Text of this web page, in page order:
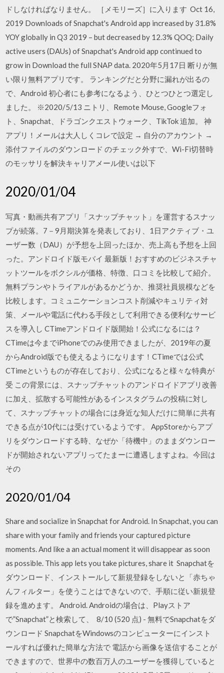
ドしなければなりません。 ［メモリーズ］に入ります Oct 16,
2019 Downloads of Snapchat's Android app increased by 31.8%
YOY globally in Q3 2019 – but decreased by 12.3% QOQ; Daily
active users (DAUs) of Snapchat's Android app continued to
grow in Download the full SNAP data. 2020年5月17日 断りが無
い限り無料アプリです。 ランキングだと分野に漏れが出るの
で、Android 初心者にも参考になるよう、ひとつひとつ選定し
ました。 ※2020/5/13 ニトリ、Remote Mouse, Googleフォ
ト、Snapchat、ドラゴンクエストウォーク、TikTok 追加。 神
アプリ！メールは大人しくコレで設定 → 自分のアカウント →
添付ファイルのダウンロード のチェック外すで、Wi-Fi切替時
のモッサリを解決キャリアメール使いは以下
2020/01/04
写真・動画共有アプリ「スナップチャット」を運営するスナッ
プが続落。7－9月期決算を発表しており、1日アクティブ・ユ
ーザー数（DAU）が予想を上回ったほか、売上高も予想を上回
った。アンドロイド版モバイ 最新版！おすすめのビジネスチャ
ットツールをボクシルが価格、特徴、口コミを比較して紹介。
無料プランやトライアルがあるかどうか、推奨社員規模などを
比較します。コミュニケーションコスト削減やキュリティ対
策、メールや電話に代わる手段として利用できる便利なサービ
スを導入し CTimeアンドロイド版開始！公式になるには？
CTimeは今までiPhoneでのみ使用できましたが、2019年の夏
からAndroid版でも使えるようになります！CTimeでは公式
CTimeというものが存在しており、公式になると様々な特典が
受 この背景には、スナップチャットのアンドロイドアプリ改善
に加え、拡散する可能性があるインスタグラムの投稿に対し
て、スナップチャットの場合には身近な知人だけに簡単に共有
できる点が10代には受けているようです。 AppStoreからアプ
リをダウンロードする時、なぜか「待機中」のままダウンロー
ドが開始されないアプリってたまーに遭遇しますよね。今回は
その
2020/01/04
Share and socialize in Snapchat for Android. In Snapchat, you can
share with your family and friends your captured picture
moments. And like a an actual moment it will disappear as soon
as possible. This app lets you take pictures, share it Snapchatを
ダウンロード、インストールして新規登録をしないと「赤ちゃ
んフィルター」を使うことはできないので、手順に従い新規登
録を進めます。 Android. Androidの場合は、Playストア
で”Snapchat”と検索して、 8/10 (520 点) - 無料でSnapchatをダ
ウンロード SnapchatをWindowsのコンピューターにインスト
ールすれば優れた簡単な方法で 電話から画像を送信することが
できますので、世界中の数百万人のユーザーを獲得していると